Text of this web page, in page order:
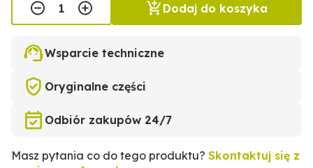
Dodaj do koszyka
Wsparcie techniczne
Oryginalne części
Odbiór zakupów 24/7
Masz pytania co do tego produktu? Skontaktuj się z